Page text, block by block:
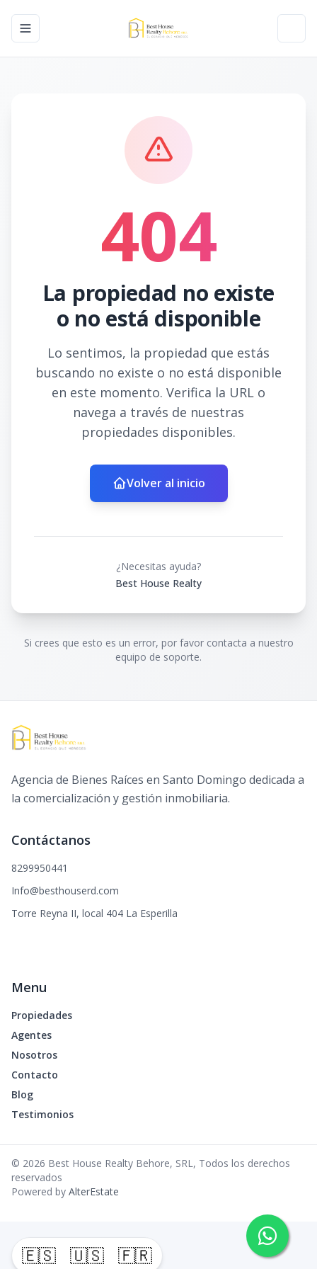
🇪🇸 🇺🇸 🇫🇷
Toggle navigation menu
404
La propiedad no existe
o no está disponible
Lo sentimos, la propiedad que estás
buscando no existe o no está disponible
en este momento. Verifica la URL o
navega a través de nuestras
propiedades disponibles.
Volver al inicio
¿Necesitas ayuda?
Best House Realty
Si crees que esto es un error, por favor contacta a nuestro
equipo de soporte.
Agencia de Bienes Raíces en Santo Domingo dedicada a
la comercialización y gestión inmobiliaria.
Contáctanos
8299950441
Info@besthouserd.com
Torre Reyna II, local 404 La Esperilla
Menu
Propiedades
Agentes
Nosotros
Contacto
Blog
Testimonios
© 2026 Best House Realty Behore, SRL , Todos los derechos
reservados
Powered by AlterEstate